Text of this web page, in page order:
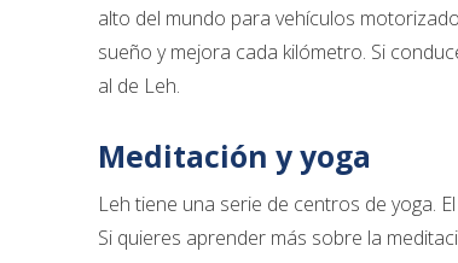
alto del mundo para vehículos
sueño y mejora cada kilómetro. Si
al de Leh.
Meditación y yoga
Leh tiene una serie de centros de yoga.
Si quieres aprender más sobre la